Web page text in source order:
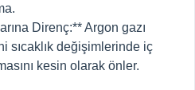
Direnç:**Argon gazı
sıcaklık değişimlerinde iç
kesin olarak önler.